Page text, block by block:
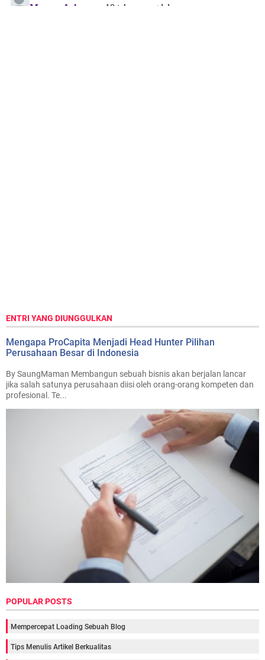
ENTRI YANG DIUNGGULKAN
Mengapa ProCapita Menjadi Head Hunter Pilihan
Perusahaan Besar di Indonesia
By SaungMaman Membangun sebuah bisnis akan berjalan lancar
jika salah satunya perusahaan diisi oleh orang-orang kompeten dan
profesional. Te...
POPULAR POSTS
Mempercepat Loading Sebuah Blog
Tips Menulis Artikel Berkualitas